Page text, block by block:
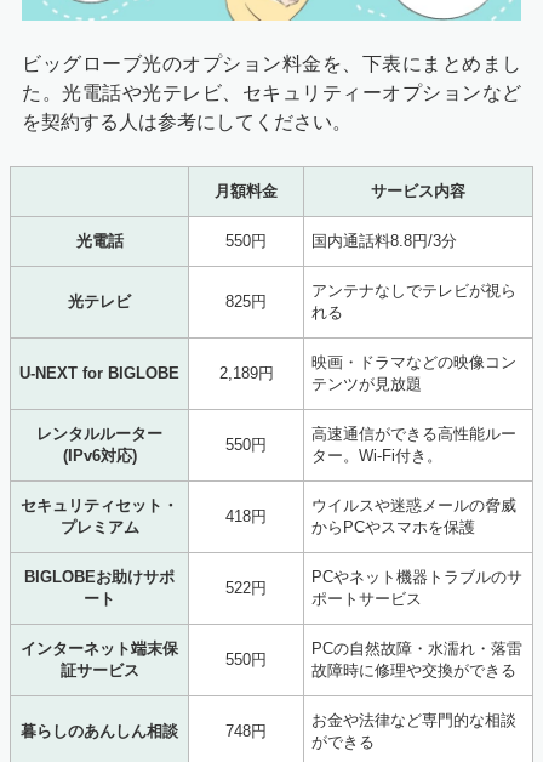
ビッグローブ光のオプション料金を、下表にまとめまし
た。光電話や光テレビ、セキュリティーオプションなど
を契約する人は参考にしてください。
月額料金 サービス内容
光電話 550円 国内通話料8.8円/3分
光テレビ 825円
アンテナなしでテレビが視ら
れる
U-NEXT for BIGLOBE 2,189円
映画・ドラマなどの映像コン
テンツが見放題
レンタルルーター
(IPv6対応)
550円
高速通信ができる高性能ルー
ター。Wi-Fi付き。
セキュリティセット・
プレミアム
418円
ウイルスや迷惑メールの脅威
からPCやスマホを保護
BIGLOBEお助けサポ
ート
522円
PCやネット機器トラブルのサ
ポートサービス
インターネット端末保
証サービス
550円
PCの自然故障・水濡れ・落雷
故障時に修理や交換ができる
暮らしのあんしん相談 748円
お金や法律など専門的な相談
ができる